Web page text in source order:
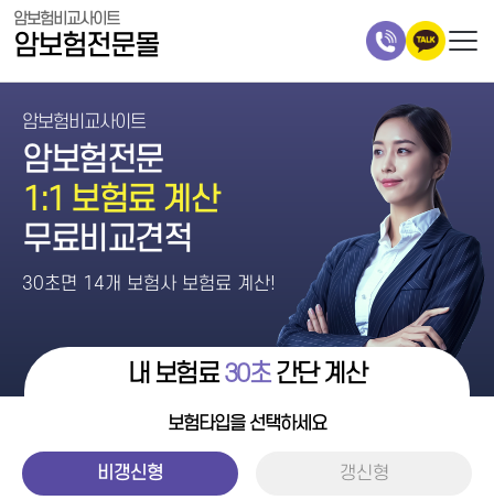
암보험비교사이트
암보험전문몰
암보험비교사이트
암보험전문
1:1 보험료 계산
무료비교견적
30초면 14개 보험사 보험료 계산!
내 보험료30초간단 계산
보험타입을 선택하세요
비갱신형 갱신형